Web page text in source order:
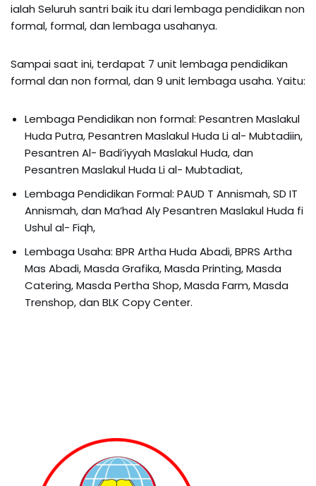
ialah Seluruh santri baik itu dari lembaga pendidikan non
formal, formal, dan lembaga usahanya.
Sampai saat ini, terdapat 7 unit lembaga pendidikan
formal dan non formal, dan 9 unit lembaga usaha. Yaitu:
Lembaga Pendidikan non formal: Pesantren Maslakul
Huda Putra, Pesantren Maslakul Huda Li al- Mubtadiin,
Pesantren Al- Badi’iyyah Maslakul Huda, dan
Pesantren Maslakul Huda Li al- Mubtadiat,
Lembaga Pendidikan Formal: PAUD T Annismah, SD IT
Annismah, dan Ma’had Aly Pesantren Maslakul Huda fi
Ushul al- Fiqh,
Lembaga Usaha: BPR Artha Huda Abadi, BPRS Artha
Mas Abadi, Masda Grafika, Masda Printing, Masda
Catering, Masda Pertha Shop, Masda Farm, Masda
Trenshop, dan BLK Copy Center.